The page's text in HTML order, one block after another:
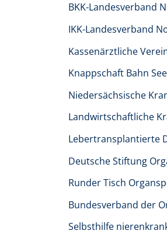
BKK-Landesverband
IKK-Landesverband
Kassenärztliche
Knappschaft Bahn
Niedersächsische
Landwirtschaftliche
Lebertransplantierte
Deutsche Stiftung
Runder Tisch
Bundesverband der
Selbsthilfe